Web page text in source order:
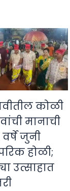
कोळी
मानाची
जुनी
होळी;
उत्साहात